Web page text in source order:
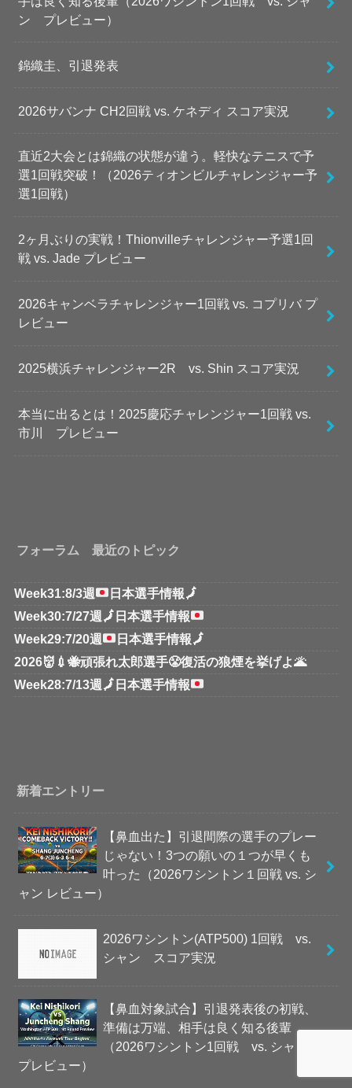
ン プレビュー）
錦織圭、引退発表
2026サバンナ CH2回戦 vs. ケネディ スコア実況
直近2大会とは錦織の状態が違う。軽快なテニスで予
選1回戦突破！（2026ティオンビルチャレンジャー予
選1回戦）
2ヶ月ぶりの実戦！Thionvilleチャレンジャー予選1回
戦 vs. Jade プレビュー
2026キャンベラチャレンジャー1回戦 vs. コプリバ プ
レビュー
2025横浜チャレンジャー2R vs. Shin スコア実況
本当に出るとは！2025慶応チャレンジャー1回戦 vs.
市川 プレビュー
フォーラム 最近のトピック
Week31:8/3週 日本選手情報🗾
Week30:7/27週 🗾 日本選手情報
Week29:7/20週
日本選手情報🗾
2026👹💉🐝頑張れ太郎選手😤復活の狼煙を挙げよ🌋
Week28:7/13週 🗾 日本選手情報
新着エントリー
【鼻血出た】引退間際の選手のプレー
じゃない！3つの願いの１つが早くも
叶った（2026ワシントン１回戦 vs. シ
ャン レビュー）
2026ワシントン(ATP500) 1回戦 vs.
シャン スコア実況
【鼻血対象試合】引退発表後の初戦、
準備は万端、相手は良く知る後輩
（2026ワシントン1回戦 vs. シャン
プレビュー）